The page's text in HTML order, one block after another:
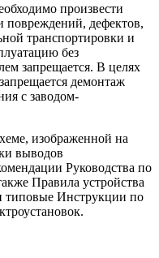
произвести
дефектов,
транспортировки и
без
запрещается. В целях
демонтаж
с заводом-
изображенной на
выводов
Руководства по
Правила устройства
типовые Инструкции по